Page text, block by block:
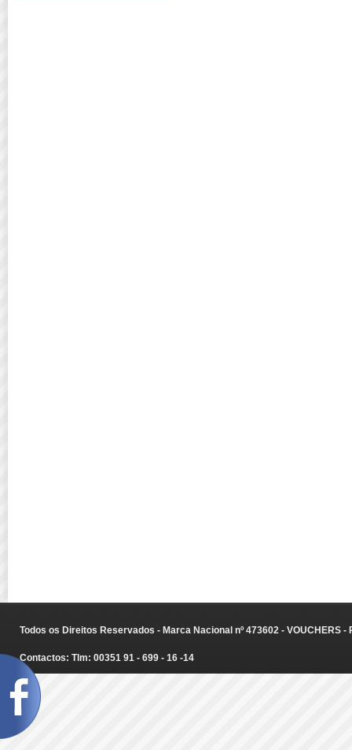
Todos os Direitos Reservados - Marca Nacional nº 473602 - VOUCHERS
Contactos: Tlm: 00351 91 - 699 - 16 -14